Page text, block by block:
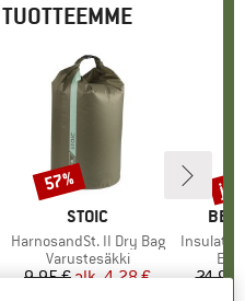
MERKKI
STOIC
Tuote
HarnosandSt. II Dry Bag
Tuoteryhmä
Varustesäkki
Hinta
9,95 € Alennettu hinta
alk. 4,28 €
Alennus
57%
Tuote
Insulated
24,95